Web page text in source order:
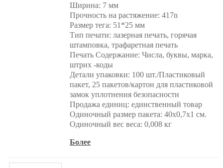
Ширина: 7 мм
Прочность на растяжение: 417n
Размер тега: 51*25 мм
Тип печати: лазерная печать, горячая
штамповка, трафаретная печать
Печать Содержание: Числа, буквы, марка,
штрих -коды
Детали упаковки: 100 шт./Пластиковый
пакет, 25 пакетов/картон для пластиковой
замок уплотнения безопасности
Продажа единиц: единственный товар
Одиночный размер пакета: 40x0,7x1 см.
Одиночный вес веса: 0,008 кг
Более